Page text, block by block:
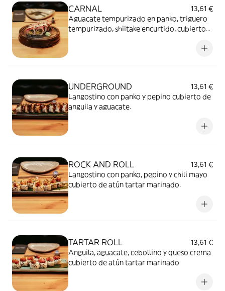
CARNAL
13,61 €
Aguacate tempurizado en panko, triguero
tempurizado, shiitake encurtido, cubierto
UNDERGROUND
13,61 €
Langostino con panko y pepino cubierto de
anguila y aguacate.
ROCK AND ROLL
13,61 €
Langostino con panko, pepino y chili mayo
cubierto de atún tartar marinado.
TARTAR ROLL
13,61 €
Anguila, aguacate, cebollino y queso crema
cubierto de atún tartar marinado